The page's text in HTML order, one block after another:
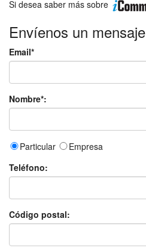
Si desea saber más sobre
Envíenos un mensaje
Email*
Nombre*:
Particular
Empresa
Teléfono:
Código postal: